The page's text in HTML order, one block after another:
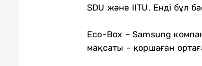
SDU және IITU. Енді бұл
Eco-Box – Samsung
мақсаты – қоршаған